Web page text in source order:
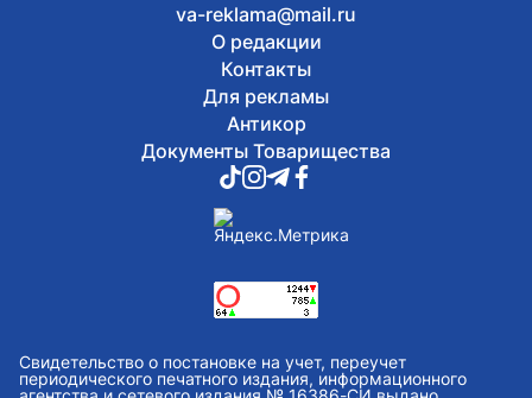
va-reklama@mail.ru
О редакции
Контакты
Для рекламы
Антикор
Документы Товарищества
Свидетельство о постановке на учет, переучет
периодического печатного издания, информационного